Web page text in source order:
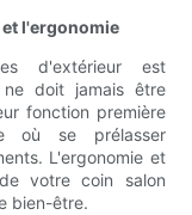
l'ergonomie
d'extérieur est
ne doit jamais être
fonction première
où se prélasser
L'ergonomie et
votre coin salon
bien-être.